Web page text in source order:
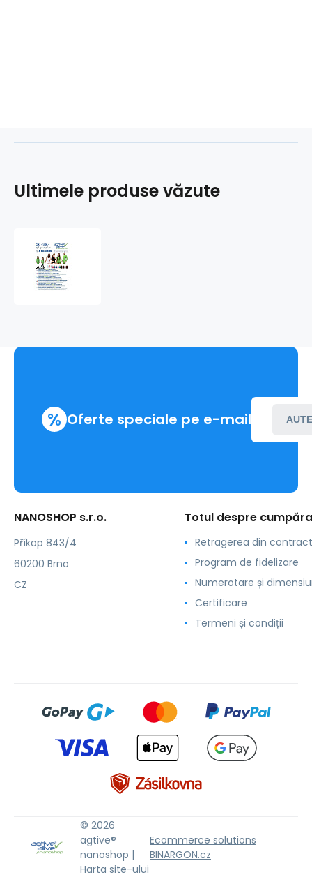
Ultimele produse văzute
% Oferte speciale pe e-mail
NANOSHOP s.r.o.
Příkop 843/4
60200 Brno
CZ
Totul despre
Retragerea din contract
Program de fidelizare
Numerotare și
Certificare
Termeni și condiții
© 2026
agtive®
nanoshop |
Harta site-ului
Ecommerce solutions
BINARGON.cz